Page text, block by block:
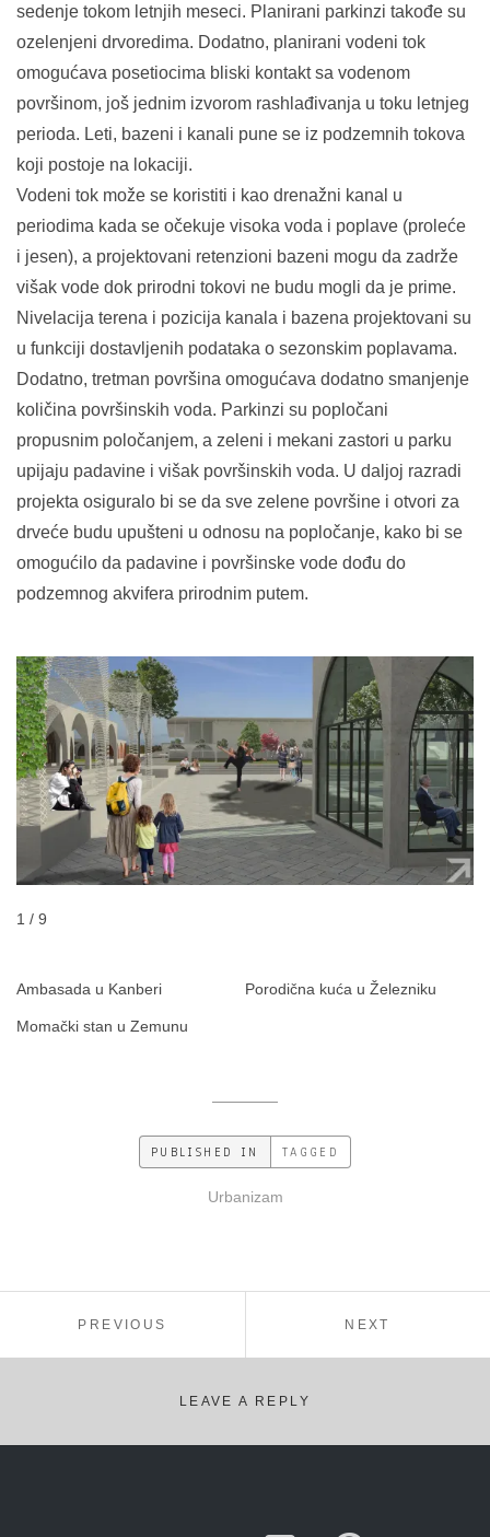
sedenje tokom letnjih meseci. Planirani parkinzi takođe su
ozelenjeni drvoredima. Dodatno, planirani vodeni tok
omogućava posetiocima bliski kontakt sa vodenom
površinom, još jednim izvorom rashlađivanja u toku letnjeg
perioda. Leti, bazeni i kanali pune se iz podzemnih tokova
koji postoje na lokaciji.
Vodeni tok može se koristiti i kao drenažni kanal u
periodima kada se očekuje visoka voda i poplave (proleće
i jesen), a projektovani retenzioni bazeni mogu da zadrže
višak vode dok prirodni tokovi ne budu mogli da je prime.
Nivelacija terena i pozicija kanala i bazena projektovani su
u funkciji dostavljenih podataka o sezonskim poplavama.
Dodatno, tretman površina omogućava dodatno smanjenje
količina površinskih voda. Parkinzi su popločani
propusnim poločanjem, a zeleni i mekani zastori u parku
upijaju padavine i višak površinskih voda. U daljoj razradi
projekta osiguralo bi se da sve zelene površine i otvori za
drveće budu upušteni u odnosu na popločanje, kako bi se
omogućilo da padavine i površinske vode dođu do
podzemnog akvifera prirodnim putem.
1 / 9
Ambasada u Kanberi Porodična kuća u Železniku
Momački stan u Zemunu
PUBLISHED IN
Urbanizam
TAGGED
Кретање
чланка
PREVIOUS NEXT
LEAVE A REPLY